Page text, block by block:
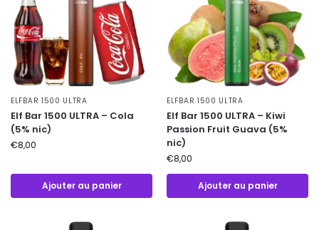
ELFBAR 1500 ULTRA
Elf Bar 1500 ULTRA – Cola
(5% nic)
€8,00
Ajouter au panier
ELFBAR 1500 ULTRA
Elf Bar 1500 ULTRA – Kiwi
Passion Fruit Guava (5%
nic)
€8,00
Ajouter au panier